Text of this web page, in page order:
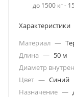
до 1500 кг -
Характеристики
Материал —
Длина — 50 м
Диаметр
Цвет — Синий
Назначение —